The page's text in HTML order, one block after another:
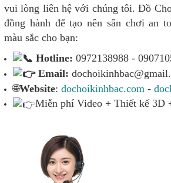
vui lòng liên hệ với chúng tôi. Đồ
đồng hành để tạo nên sân chơi an
màu sắc cho bạn:
Hotline: 0972138988 -
Email:
🌐Website: dochoikinhbac.com -
Miễn phí Video + Thiết kế 3D